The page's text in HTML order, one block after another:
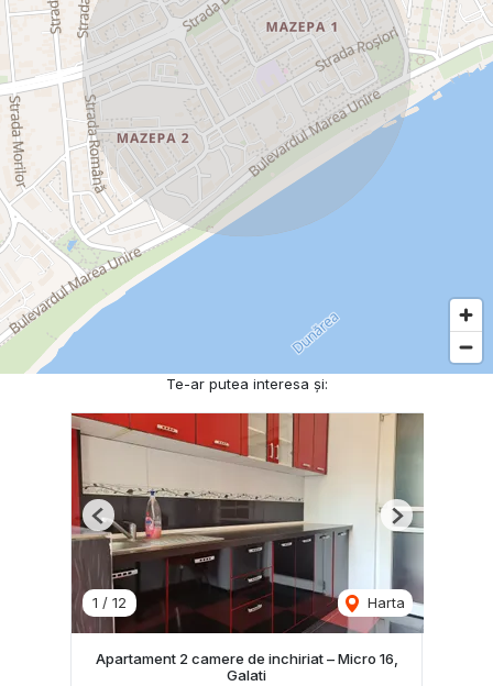
Te-ar putea interesa și:
1 / 12 Harta
Previous Next
Apartament 2 camere de inchiriat – Micro 16,
Galati